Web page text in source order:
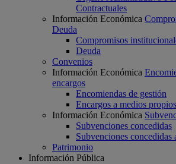
Contractuales
Información Económica
Deuda
Compromisos
Deuda
Convenios
Información Económica
encargos
Encomiendas de gestión
Encargos a medios propios
Información Económica
Subvenciones concedidas
Subvenciones
Patrimonio
Información Pública